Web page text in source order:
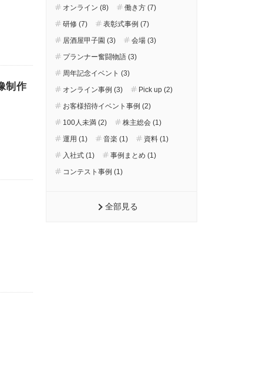
制作
オンライン (8)
働き方 (7)
研修 (7)
表彰式事例 (7)
居酒屋甲子園 (3)
会場 (3)
プランナー奮闘物語 (3)
周年記念イベント (3)
オンライン事例 (3)
Pick up (2)
お客様招待イベント事例 (2)
100人未満 (2)
株主総会 (1)
運用 (1)
音楽 (1)
資料 (1)
入社式 (1)
事例まとめ (1)
コンテスト事例 (1)
全部見る